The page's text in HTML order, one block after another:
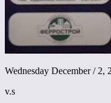
Wednesday December / 2,
v.s